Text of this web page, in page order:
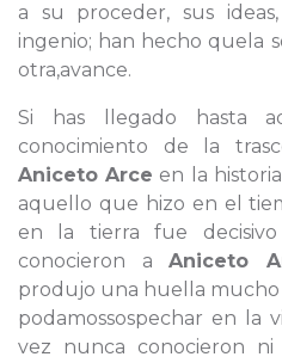
a su proceder, sus
ingenio; han hecho quela
otra,avance.
Si has llegado hasta
conocimiento de la
Aniceto Arce en la
aquello que hizo en el
en la tierra fue
conocieron aAniceto
produjo una huella
podamossospechar en la
vez nunca conocieron